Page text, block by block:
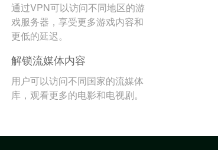
通过VPN可以访问不同地区的游
戏服务器，享受更多游戏内容和
更低的延迟。
解锁流媒体内容
用户可以访问不同国家的流媒体
库，观看更多的电影和电视剧。